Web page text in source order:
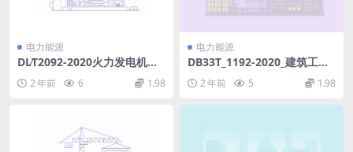
电力能源
DL∕T2092-2020火力发电机组
电气启动试验规程(14.4MB)p
df 2 年前 6 1.98
电力能源
DB33T_1192-2020_建筑工程-
施工质量验收检查用表-统一标
准.pdf
2 年前 5 1.98